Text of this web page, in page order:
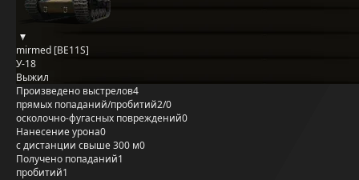
mirmed [BE11S]
У-18
Выжил
Произведено выстрелов4
прямых попаданий/пробитий2/0
осколочно-фугасных повреждений0
Нанесение урона0
с дистанции свыше 300 м0
Получено попаданий1
пробитий1